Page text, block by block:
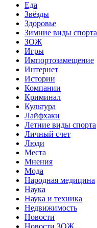
Еда
Звёзды
Здоровье
Зимние виды спорта
ЗОЖ
Игры
Импортозамещение
Интернет
Истории
Компании
Криминал
Культура
Лайфхаки
Летние виды спорта
Личный счет
Люди
Места
Мнения
Мода
Народная медицина
Наука
Наука и техника
Недвижимость
Новости
Новости ЗОЖ